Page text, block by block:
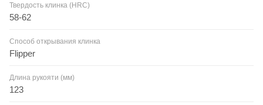
Твердость клинка (HRC)
58-62
Способ открывания клинка
Flipper
Длина рукояти (мм)
123